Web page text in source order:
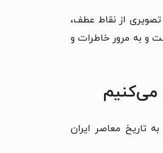
تصویری از نقاط عطف،
و به مرور خاطرات و
می‌کنیم
تاریخ معاصر ایران